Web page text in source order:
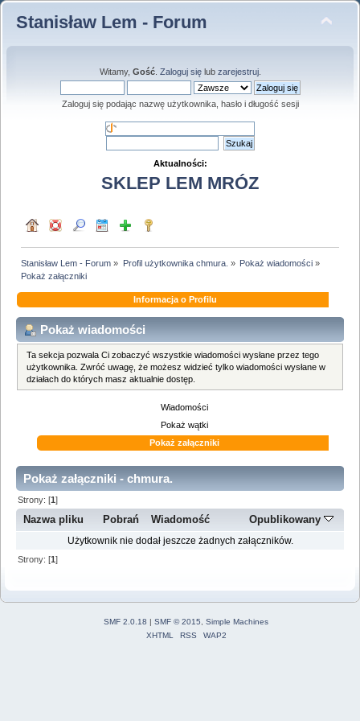
Stanisław Lem - Forum
Witamy, Gość. Zaloguj sięlub zarejestruj.
Zaloguj się podając nazwę użytkownika, hasło i długość sesji
Aktualności:
SKLEP LEM MRÓZ
Stanisław Lem - Forum » Profil użytkownika chmura. » Pokaż wiadomości»
Pokaż załączniki
Informacja o Profilu
Pokaż wiadomości
Ta sekcja pozwala Ci zobaczyć wszystkie wiadomości wysłane przez tego
użytkownika. Zwróć uwagę, że możesz widzieć tylko wiadomości wysłane w
działach do których masz aktualnie dostęp.
Wiadomości
Pokaż wątki
Pokaż załączniki
Pokaż załączniki - chmura.
Strony: [1]
Nazwa pliku Pobrań Wiadomość Opublikowany
Użytkownik nie dodał jeszcze żadnych załączników.
Strony: [1]
SMF 2.0.18 | SMF © 2015
Simple Machines
XHTML
RSS WAP2